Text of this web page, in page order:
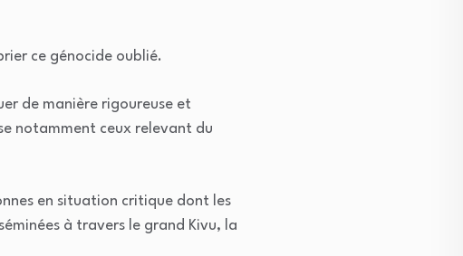
ce génocide oublié.
de manière rigoureuse et
notamment ceux relevant du
en situation critique dont les
à travers le grand Kivu, la